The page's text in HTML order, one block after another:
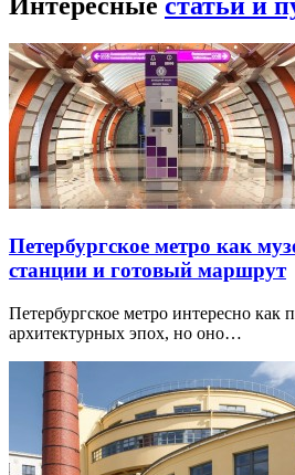
Интересные статьи и
Петербургское метро как
станции и готовый маршрут
Петербургское метро интересно как
архитектурных эпох, но оно…